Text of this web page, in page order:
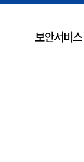
보안서비스